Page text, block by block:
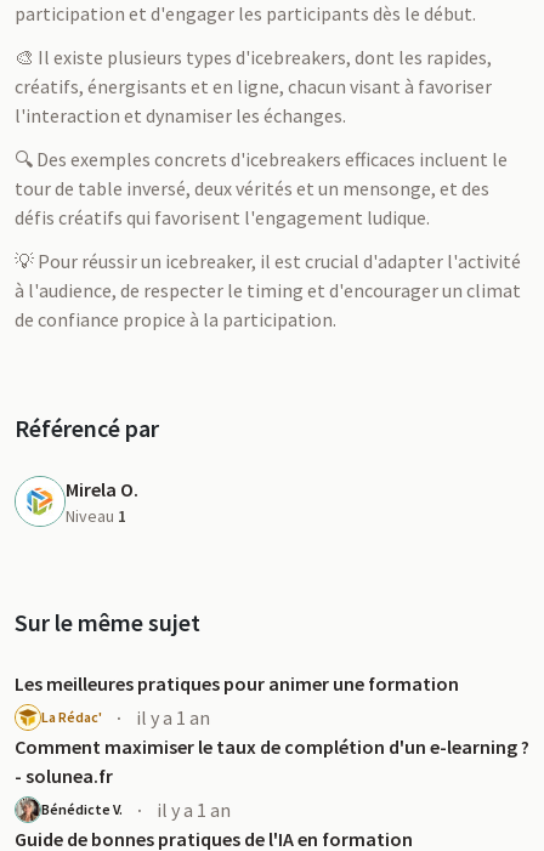
participation et d'engager les participants dès le début.
🎨 Il existe plusieurs types d'icebreakers, dont les rapides,
créatifs, énergisants et en ligne, chacun visant à favoriser
l'interaction et dynamiser les échanges.
🔍 Des exemples concrets d'icebreakers efficaces incluent le
tour de table inversé, deux vérités et un mensonge, et des
défis créatifs qui favorisent l'engagement ludique.
💡 Pour réussir un icebreaker, il est crucial d'adapter l'activité
à l'audience, de respecter le timing et d'encourager un climat
de confiance propice à la participation.
Référencé par
Mirela O.
Niveau 1
Sur le même sujet
Les meilleures pratiques pour animer une formation
La Rédac' ·
il y a 1 an
Comment maximiser le taux de complétion d'un e-learning ?
- solunea.fr
Bénédicte V. ·
il y a 1 an
Guide de bonnes pratiques de l'IA en formation